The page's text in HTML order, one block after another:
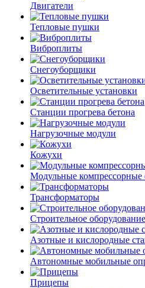
Двигатели
Тепловые пушки
Виброплиты
Снегоуборщики
Осветительные установки
Станции прогрева бетона
Нагрузочные модули
Кожухи
Модульные компрессорные
Трансформаторы
Строительное оборудование
Азотные и кислородные
Автономные мобильные
Прицепы